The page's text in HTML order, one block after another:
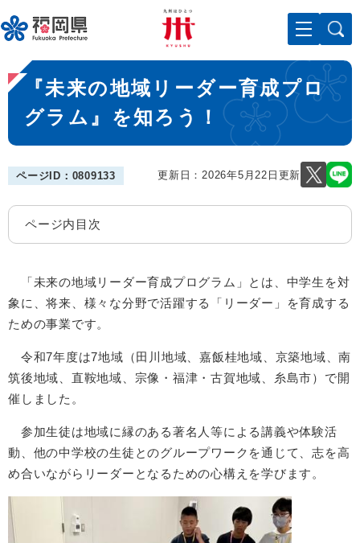
ー
ジ
先
頭
。
メニューを飛ばして本文へ
本
文
『未来の地域リーダー育成プロ
グラム』を知ろう！
ページID：0809133 更新日：2026年5月22日更新
ページ内目次
「未来の地域リーダー育成プログラム」とは、中学生を対
象に、将来、様々な分野で活躍する「リーダー」を育成する
ための事業です。
令和7年度は7地域（田川地域、嘉飯桂地域、京築地域、南
筑後地域、直鞍地域、宗像・福津・古賀地域、糸島市）で開
催しました。
参加生徒は地域に縁のある著名人等による講義や体験活
動、他の中学校の生徒とのグループワークを通じて、志を高
め合いながらリーダーとなるための心構えを学びます。